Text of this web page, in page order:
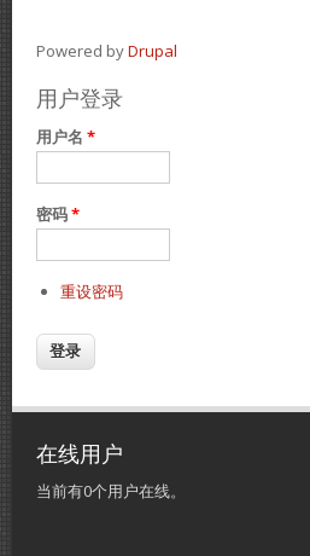
Powered byDrupal
用户登录
用户名 *
密码*
重设密码
在线用户
当前有0个用户在线。